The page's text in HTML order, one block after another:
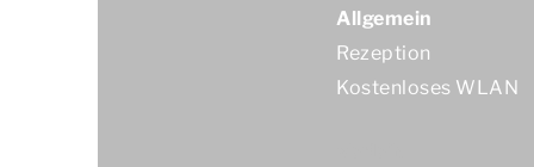
Allgemein
Rezeption
Kostenloses WLAN